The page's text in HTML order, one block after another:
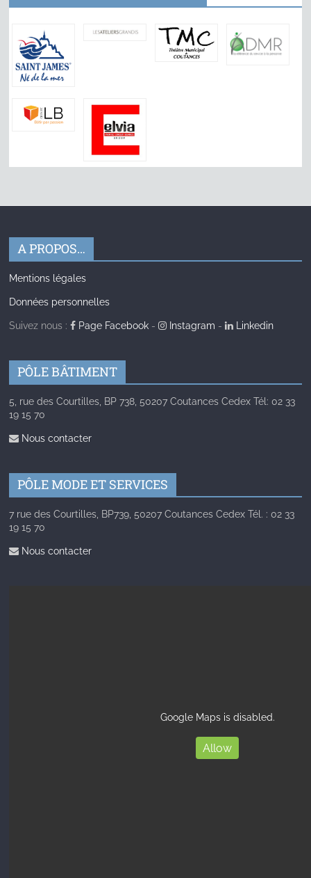
A PROPOS…
Mentions légales
Données personnelles
Suivez nous : Page Facebook - Instagram - Linkedin
PÔLE BÂTIMENT
5, rue des Courtilles, BP 738, 50207 Coutances Cedex Tél: 02 33
19 15 70
Nous contacter
PÔLE MODE ET SERVICES
7 rue des Courtilles, BP739, 50207 Coutances Cedex Tél. : 02 33
19 15 70
Nous contacter
Google Maps is disabled.
Allow